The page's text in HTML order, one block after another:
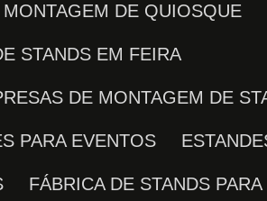
MONTAGEM DE QUIOSQUE
STANDS EM FEIRA
DE MONTAGEM DE
PARA EVENTOS
FÁBRICA DE STANDS